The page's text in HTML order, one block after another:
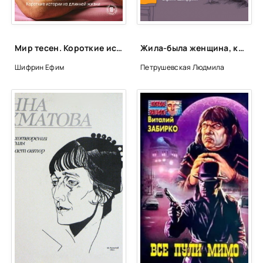
Shifrin_Techet_reka_026
Shifrin_Techet_reka_030
Shifrin_Techet_reka_031
Shifrin_Techet_reka_032
Shifrin_Techet_reka_033
Shifrin_Techet_reka_034
Shifrin_Techet_reka_035
Shifrin_Techet_reka_036
Shifrin_Techet_reka_037
Shifrin_Techet_reka_038
Мир тесен. Короткие истории из длинной жизни - Ефим Шифрин
Шифрин Ефим
Жила-была женщина, которая хотела убить ребенка своей соседки - Людмила Петрушевская
Петрушевская Людмила